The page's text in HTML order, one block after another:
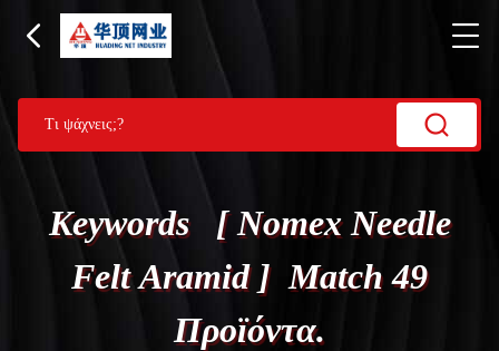
Keywords [ Nomex Needle
Felt Aramid ] Match 49
Προϊόντα.